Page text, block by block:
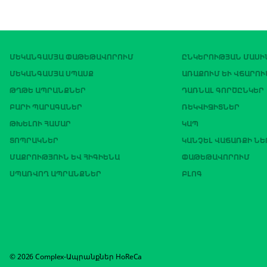
ՄԵԿԱՆԳԱՄՅԱ ՓԱԹԵԹԱՎՈՐՈՒՄ
ՄԵԿԱՆԳԱՄՅԱ ՍՊԱՍՔ
ԹՂԹԵ ԱՊՐԱՆՔՆԵՐ
ԲԱՐԻ ՊԱՐԱԳԱՆԵՐ
ԹԽԵԼՈՒ ՀԱՄԱՐ
ՏՈՊՐԱԿՆԵՐ
ՄԱՔՐՈՒԹՅՈՒՆ ԵՎ ՀԻԳԻԵՆԱ
ՍՊԱՌՎՈՂ ԱՊՐԱՆՔՆԵՐ
ԸՆԿԵՐՈՒԹՅԱՆ
ԱՌԱՔՈՒՄ ԵՒ
ԴԱՌՆԱԼ ԳՈՐԾԸՆԿԵՐ
ՌԵԿՎԻԶԻՏՆԵՐ
ԿԱՊ
ԿԱՆՉԵԼ ՎԱՃԱՌՔԻ
ՓԱԹԵԹԱՎՈՐՈՒՄ
ԲԼՈԳ
© 2026 Complex-Ապրանքներ HoReCa